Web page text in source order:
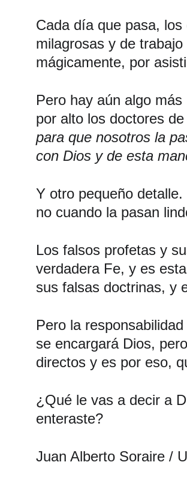
Cada día que pasa,
milagrosas y de
mágicamente, por
Pero hay aún algo
por alto los doctores
para que nosotros la
con Dios y de esta
Y otro pequeño detalle.
no cuando la pasan
Los falsos profetas y
verdadera Fe, y es
sus falsas doctrinas, y
Pero la
se encargará Dios,
directos y es por eso,
¿Qué le vas a decir a
enteraste?
Juan Alberto Soraire /